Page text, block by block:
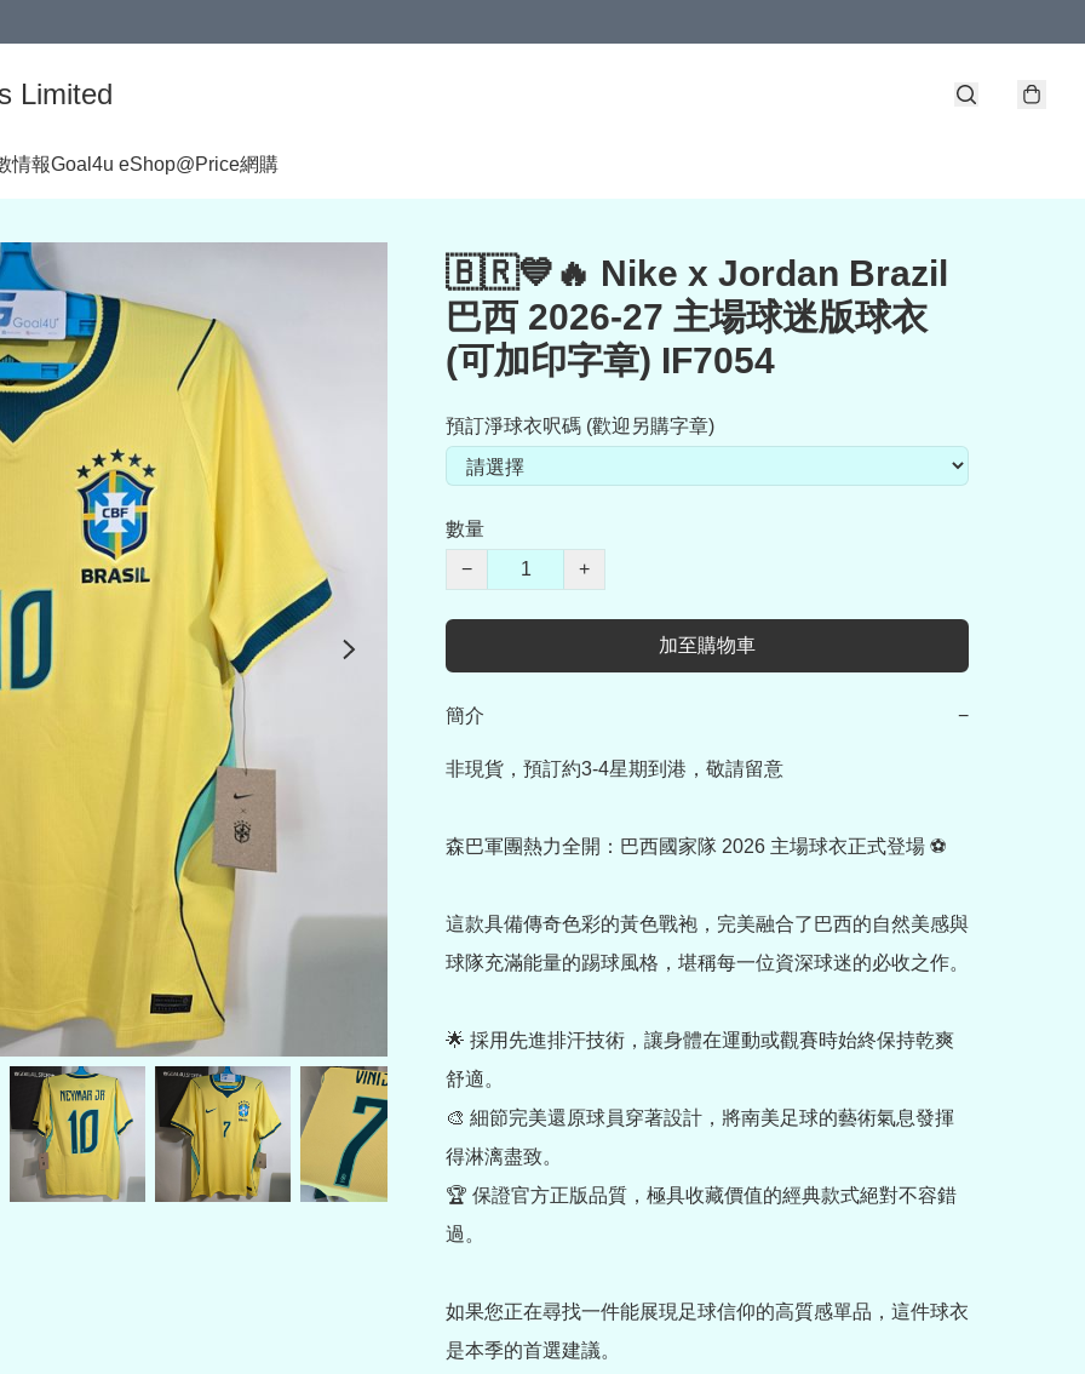
Limited
情報Goal4u eShop@Price網購
🇧🇷💙🔥 Nike x Jordan Brazil
巴西 2026-27 主場球迷版球衣
(可加印字章) IF7054
預訂淨球衣呎碼 (歡迎另購字章)
數量
−
+
加至購物車
簡介 −
非現貨，預訂約3-4星期到港，敬請留意
森巴軍團熱力全開：巴西國家隊 2026 主場球衣正式登場 ⚽
這款具備傳奇色彩的黃色戰袍，完美融合了巴西的自然美感與
球隊充滿能量的踢球風格，堪稱每一位資深球迷的必收之作。
🌟 採用先進排汗技術，讓身體在運動或觀賽時始終保持乾爽
舒適。
🎨 細節完美還原球員穿著設計，將南美足球的藝術氣息發揮
得淋漓盡致。
🏆 保證官方正版品質，極具收藏價值的經典款式絕對不容錯
過。
如果您正在尋找一件能展現足球信仰的高質感單品，這件球衣
是本季的首選建議。